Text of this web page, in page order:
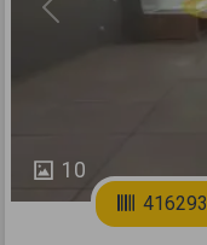
10
Previous
416293